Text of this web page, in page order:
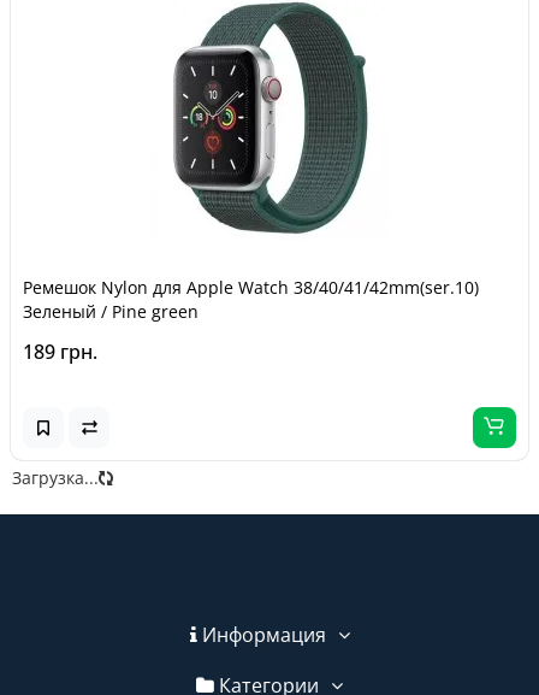
Ремешок Nylon для Apple Watch 38/40/41/42mm(ser.10)
Зеленый / Pine green
189 грн.
Загрузка...
Информация
Категории